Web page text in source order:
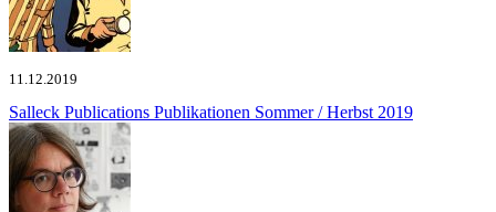
11.12.2019
Salleck Publications Publikationen Sommer / Herbst 2019